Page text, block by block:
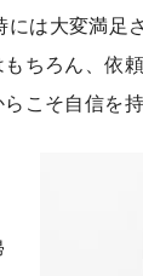
は大変満足
ちろん、依
こそ自信を